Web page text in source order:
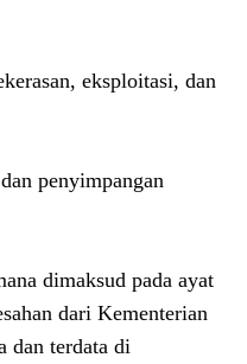
eksploitasi, dan
penyimpangan
dimaksud pada ayat
dari Kementerian
dan terdata di